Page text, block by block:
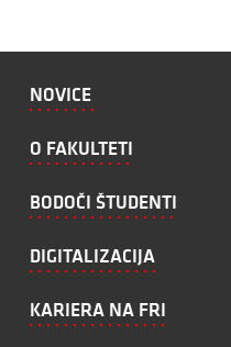
NOVICE
O FAKULTETI
BODOČI ŠTUDENTI
DIGITALIZACIJA
KARIERA NA FRI